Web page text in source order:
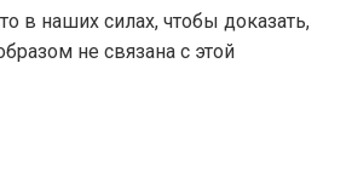
в наших силах, чтобы доказать,
не связана с этой